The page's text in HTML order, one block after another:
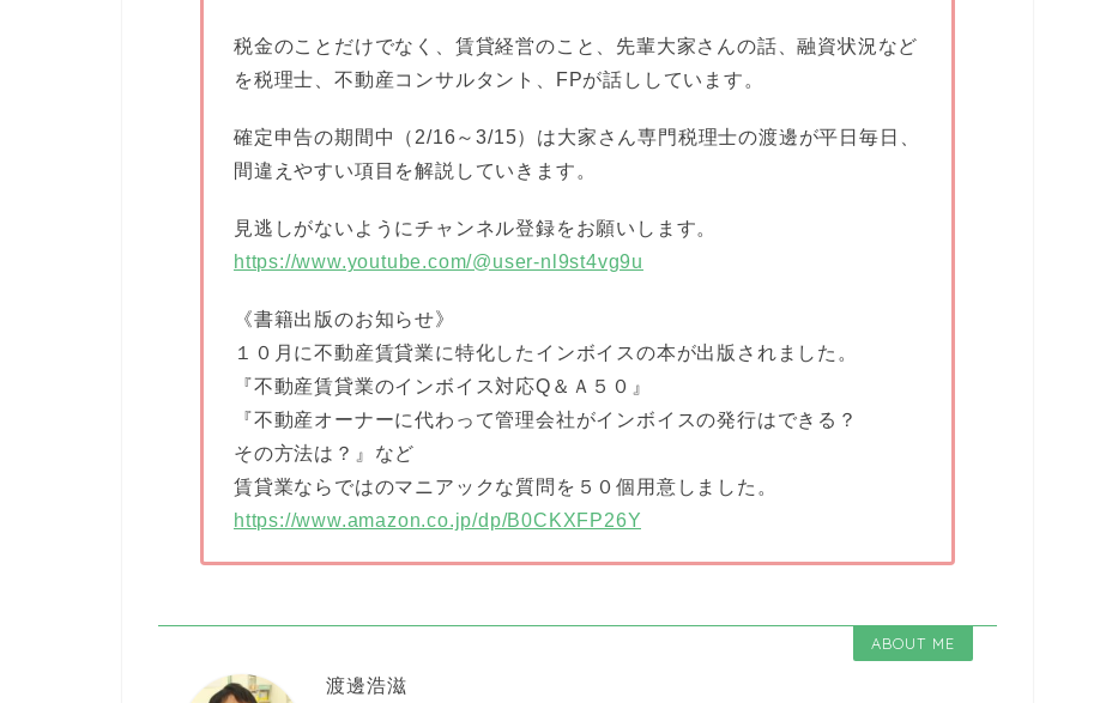
税金のことだけでなく、賃貸経営のこと、先輩大家さんの話、融資状況など
を税理士、不動産コンサルタント、FPが話ししています。
確定申告の期間中（2/16～3/15）は大家さん専門税理士の渡邊が平日毎日、
間違えやすい項目を解説していきます。
見逃しがないようにチャンネル登録をお願いします。
https://www.youtube.com/@user-nl9st4vg9u
《書籍出版のお知らせ》
１０月に不動産賃貸業に特化したインボイスの本が出版されました。
『不動産賃貸業のインボイス対応Q＆Ａ５０』
『不動産オーナーに代わって管理会社がインボイスの発行はできる？
その方法は？』など
賃貸業ならではのマニアックな質問を５０個用意しました。
https://www.amazon.co.jp/dp/B0CKXFP26Y
ABOUT ME
渡邊浩滋